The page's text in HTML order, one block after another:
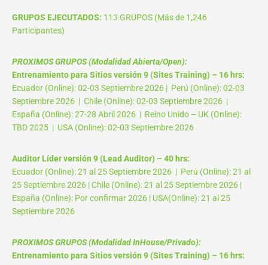
GRUPOS EJECUTADOS: 113 GRUPOS (Más de 1,246
Participantes)
PROXIMOS GRUPOS (Modalidad Abierta/Open):
Entrenamiento para Sitios versión 9 (Sites Training) – 16 hrs:
Ecuador (Online): 02-03 Septiembre 2026 | Perú (Online): 02-03
Septiembre 2026 | Chile (Online): 02-03 Septiembre 2026 |
España (Online): 27-28 Abril 2026 | Reino Unido – UK (Online):
TBD 2025 | USA (Online): 02-03 Septiembre 2026
Auditor Líder versión 9 (Lead Auditor) – 40 hrs:
Ecuador (Online): 21 al 25 Septiembre 2026 | Perú (Online): 21 al
25 Septiembre 2026 | Chile (Online): 21 al 25 Septiembre 2026 |
España (Online): Por confirmar 2026 | USA(Online): 21 al 25
Septiembre 2026
PROXIMOS GRUPOS (Modalidad InHouse/Privado):
Entrenamiento para Sitios versión 9 (Sites Training) – 16 hrs: